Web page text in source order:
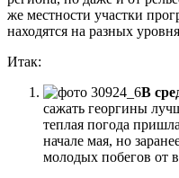
же местности участки
находятся на разных
Итак:
В
сажать георгины
теплая погода
начале мая, но
молодых побегов от